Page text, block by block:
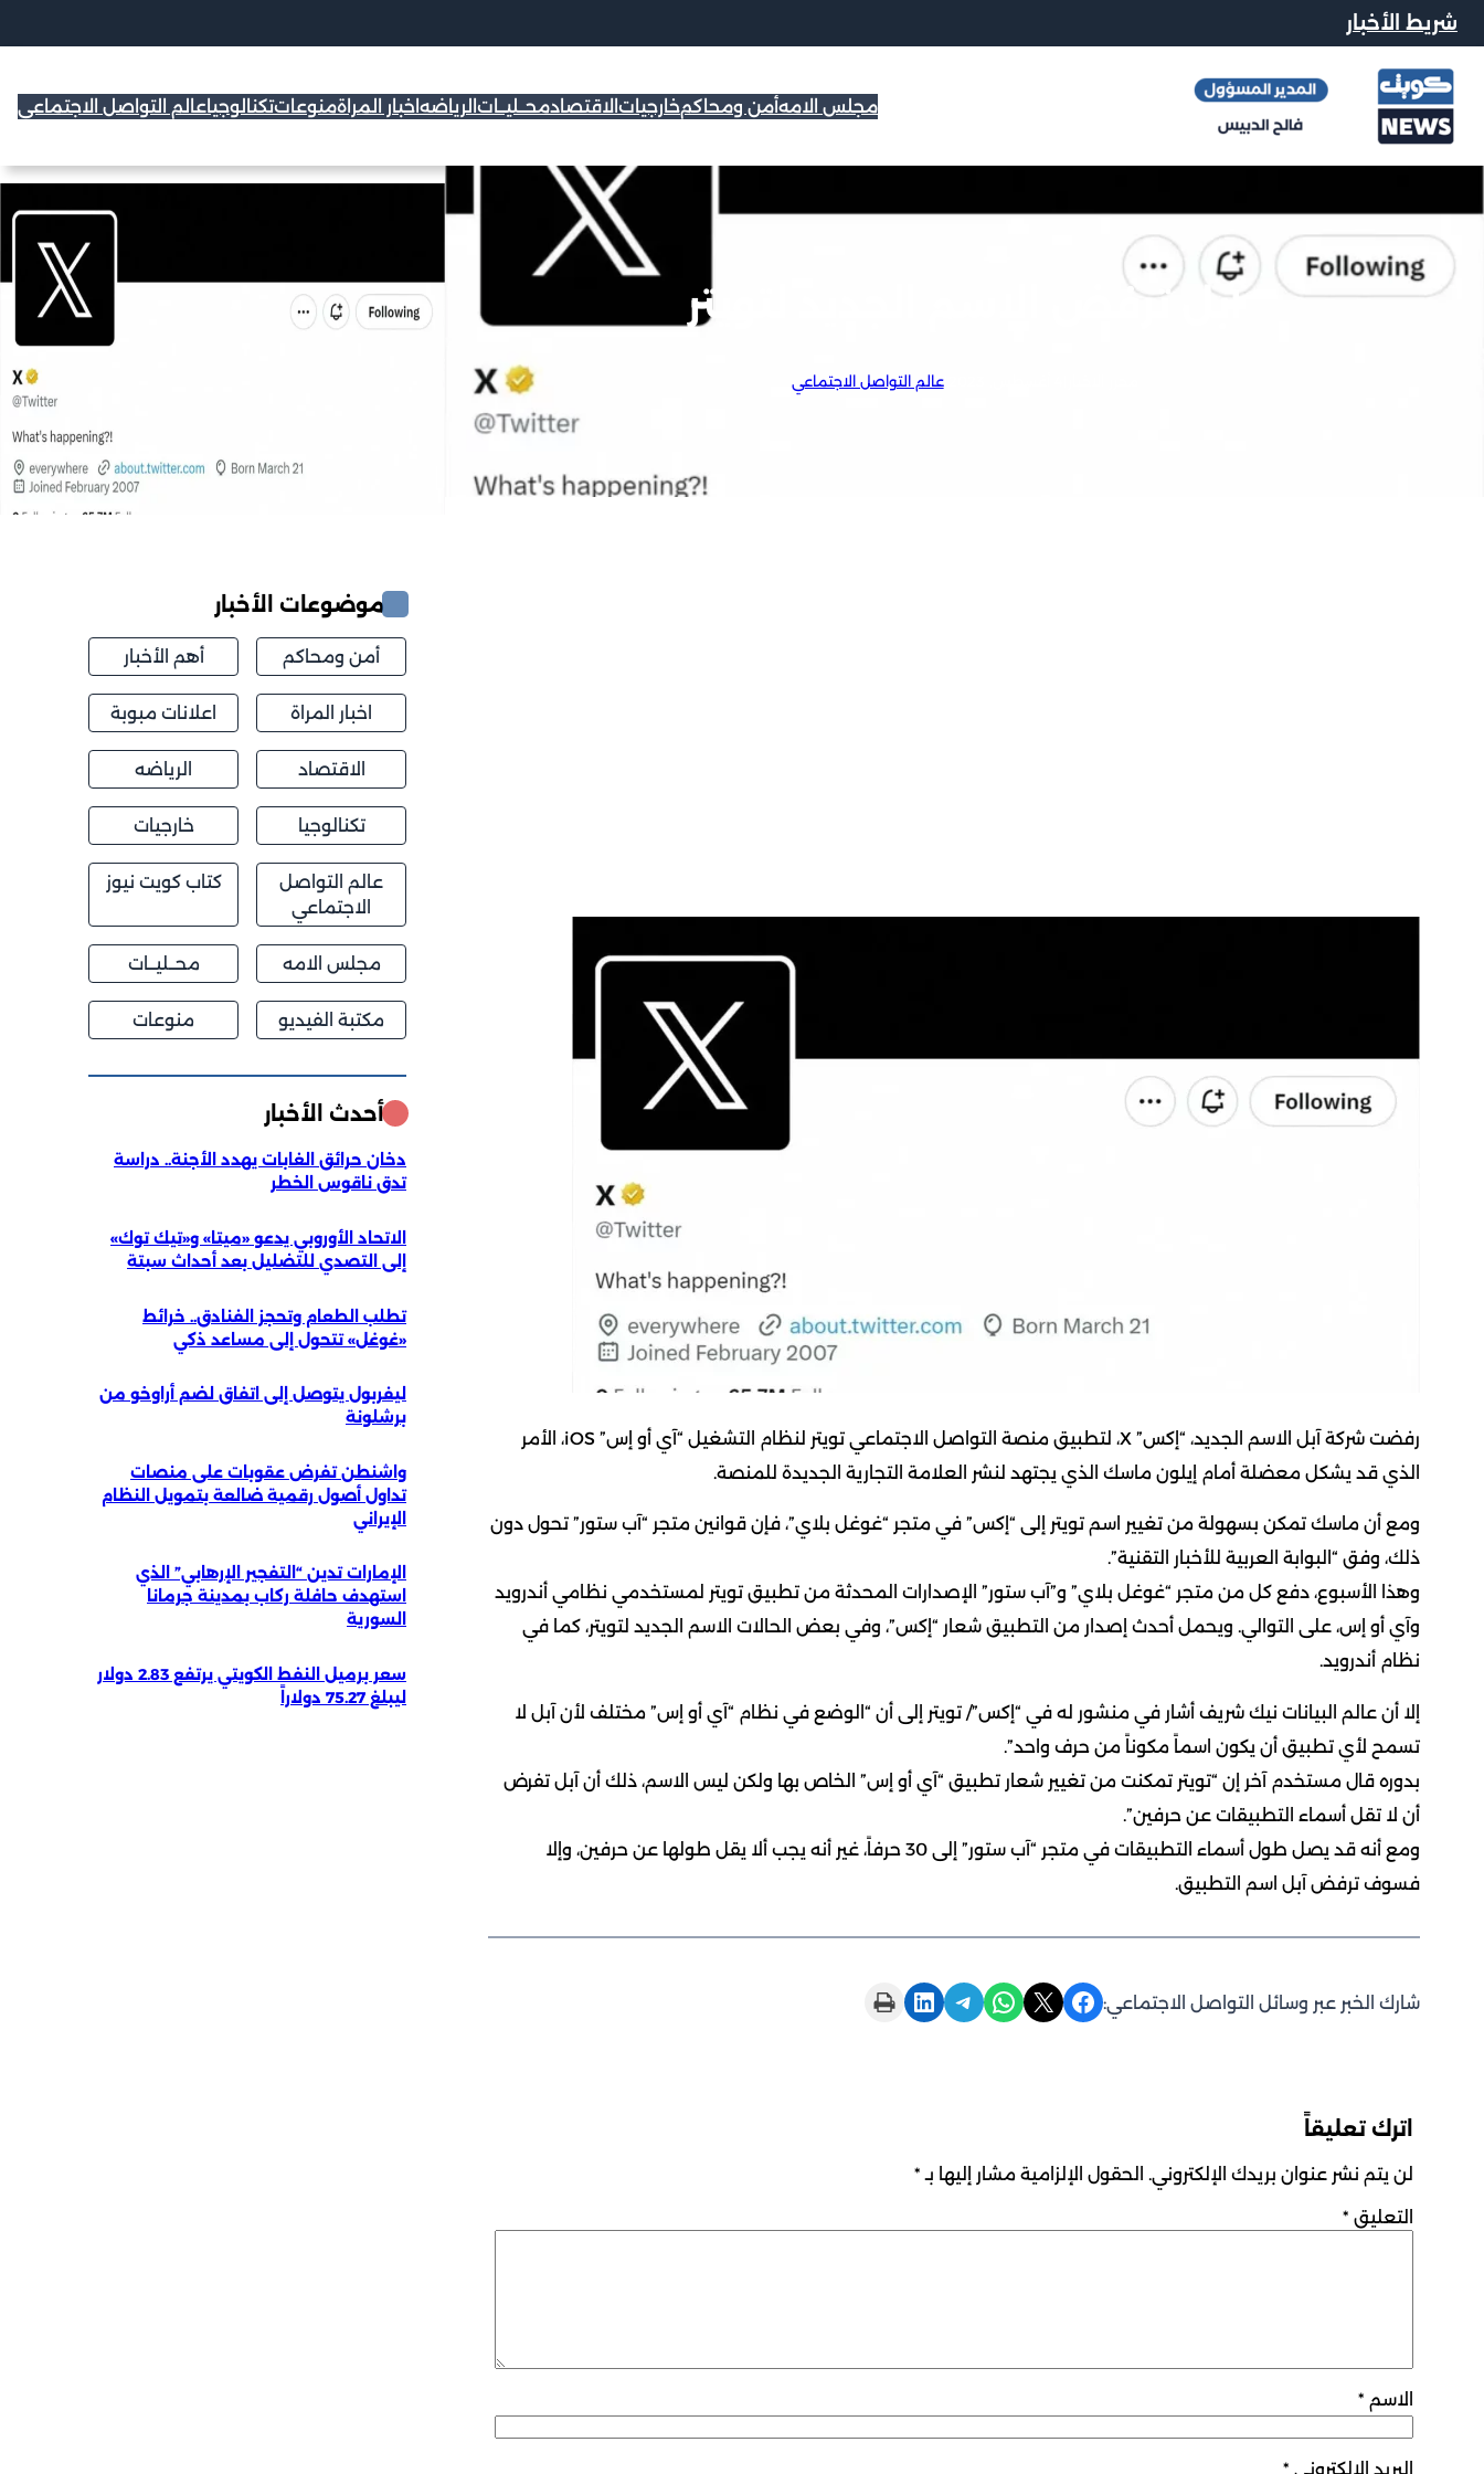
شريط الأخبار
مجلس الامهأمن ومحاكمخارجيات الاقتصادمحــليــات الرياضه اخبار المراةمنوعاتتكنالوجياعالم التواصل الاجتماعي
آبل ترفض الاسم الجديد لتويتر
|عالم التواصل الاجتماعي
رفضت شركة آبل الاسم الجديد، “إكس” X، لتطبيق منصة التواصل الاجتماعي تويتر لنظام التشغيل “آي أو إس” iOS، الأمر
الذي قد يشكل معضلة أمام إيلون ماسك الذي يجتهد لنشر العلامة التجارية الجديدة للمنصة.
ومع أن ماسك تمكن بسهولة من تغيير اسم تويتر إلى “إكس” في متجر “غوغل بلاي”، فإن قوانين متجر “آب ستور” تحول دون
ذلك، وفق “البوابة العربية للأخبار التقنية”.
وهذا الأسبوع، دفع كل من متجر “غوغل بلاي” و”آب ستور” الإصدارات المحدثة من تطبيق تويتر لمستخدمي نظامي أندرويد
وآي أو إس، على التوالي. ويحمل أحدث إصدار من التطبيق شعار “إكس”، وفي بعض الحالات الاسم الجديد لتويتر، كما في
نظام أندرويد.
إلا أن عالم البيانات نيك شريف أشار في منشور له في “إكس”/ تويتر إلى أن “الوضع في نظام “آي أو إس” مختلف لأن آبل لا
تسمح لأي تطبيق أن يكون اسماً مكوناً من حرف واحد”.
بدوره قال مستخدم آخر إن “تويتر تمكنت من تغيير شعار تطبيق “آي أو إس” الخاص بها ولكن ليس الاسم، ذلك أن آبل تفرض
أن لا تقل أسماء التطبيقات عن حرفين”.
ومع أنه قد يصل طول أسماء التطبيقات في متجر “آب ستور” إلى 30 حرفاً، غير أنه يجب ألا يقل طولها عن حرفين، وإلا
فسوف ترفض آبل اسم التطبيق.
شارك الخبر عبر وسائل التواصل الاجتماعي: Share on Facebook
Share on X
Share on WhatsApp
Share on Telegram
Share on LinkedIn
Print this Page
اترك تعليقاً
لن يتم نشر عنوان بريدك الإلكتروني. الحقول الإلزامية مشار إليها بـ *
التعليق *
الاسم *
البريد الإلكتروني *
موضوعات الأخبار
أمن ومحاكم أهم الأخبار
اخبار المراة اعلانات مبوبة
الاقتصاد الرياضه
تكنالوجيا خارجيات
عالم التواصل
الاجتماعي
كتاب كويت نيوز
مجلس الامه محــليــات
مكتبة الفيديو منوعات
أحدث الأخبار
دخان حرائق الغابات يهدد الأجنة.. دراسة
تدق ناقوس الخطر
الاتحاد الأوروبي يدعو «ميتا» و«تيك توك»
إلى التصدي للتضليل بعد أحداث سبتة
تطلب الطعام وتحجز الفنادق.. خرائط
«غوغل» تتحول إلى مساعد ذكي
ليفربول يتوصل إلى اتفاق لضم أراوخو من
برشلونة
واشنطن تفرض عقوبات على منصات
تداول أصول رقمية ضالعة بتمويل النظام
الإيراني
الإمارات تدين “التفجير الإرهابي” الذي
استهدف حافلة ركاب بمدينة جرمانا
السورية
سعر برميل النفط الكويتي يرتفع 2.83 دولار
ليبلغ 75.27 دولاراً